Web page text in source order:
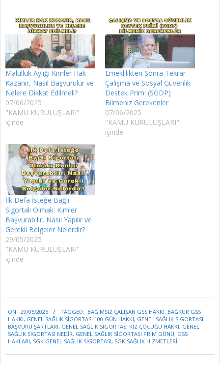
Malullük Aylığı Kimler Hak
Kazanır, Nasıl Başvurulur ve
Nelere Dikkat Edilmeli?
07/06/2025
"KAMU KURULUŞLARI"
içinde
Emeklilikten Sonra Tekrar
Çalışma ve Sosyal Güvenlik
Destek Primi (SGDP)
Bilmeniz Gerekenler
07/06/2025
"KAMU KURULUŞLARI"
içinde
İlk Defa İsteğe Bağlı
Sigortalı Olmak: Kimler
Başvurabilir, Nasıl Yapılır ve
Gerekli Belgeler Nelerdir?
29/05/2025
"KAMU KURULUŞLARI"
içinde
05-
29
ON: 29/05/2025 TAGGED: BAĞIMSIZ ÇALIŞAN GSS HAKKI, BAĞKUR GSS
HAKKI, GENEL SAĞLIK SIGORTASI 100 GÜN HAKKI, GENEL SAĞLIK SIGORTASI
BAŞVURU ŞARTLARI, GENEL SAĞLIK SIGORTASI KIZ ÇOCUĞU HAKKI, GENEL
SAĞLIK SIGORTASI NEDIR, GENEL SAĞLIK SIGORTASI PRIM GÜNÜ, GSS
HAKLARI, SGK GENEL SAĞLIK SIGORTASI, SGK SAĞLIK HIZMETLERI